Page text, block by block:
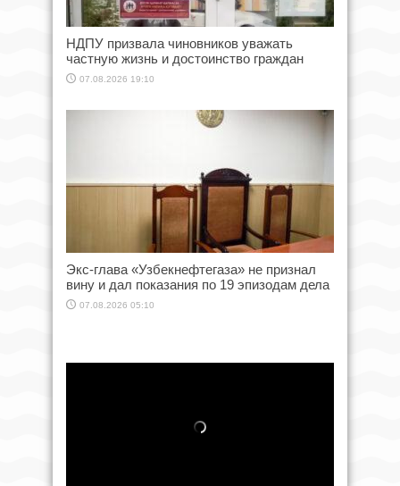
НДПУ призвала чиновников уважать
частную жизнь и достоинство граждан
07.08.2026 19:10
Экс-глава «Узбекнефтегаза» не признал
вину и дал показания по 19 эпизодам дела
07.08.2026 05:10